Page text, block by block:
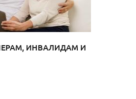
ИНВАЛИДАМ И